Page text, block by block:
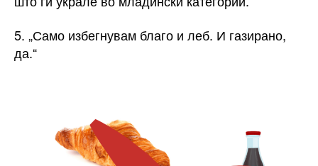
5. „Само избегнувам благо и леб. И газирано,
да.“